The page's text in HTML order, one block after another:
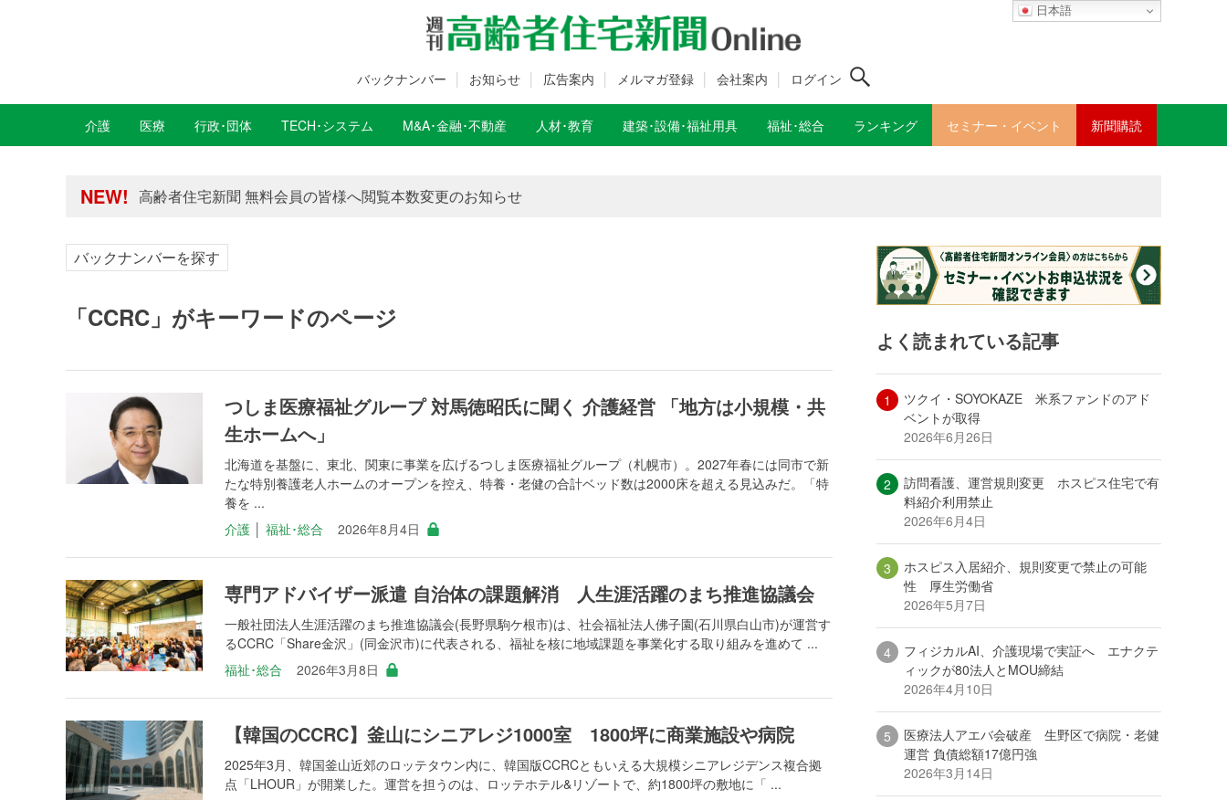
日本語
バックナンバー お知らせ 広告案内 メルマガ登録 会社案内 ログイン
介護 医療 行政･団体 TECH･システム M&A･金融･不動産 人材･教育 建築･設備･福祉用具 福祉･総合 ランキング セミナー・イベント 新聞購読
NEW! 高齢者住宅新聞 無料会員の皆様へ閲覧本数変更のお知らせ
高齢者住宅新聞 無料会員の皆様へ閲覧本数変更のお知らせ
バックナンバーを探す
「CCRC」がキーワードのページ
つしま医療福祉グループ 対馬徳昭氏に聞く 介護経営 「地方は小規模・共
生ホームへ」
北海道を基盤に、東北、関東に事業を広げるつしま医療福祉グループ（札幌市）。2027年春には同市で新
たな特別養護老人ホームのオープンを控え、特養・老健の合計ベッド数は2000床を超える見込みだ。「特
養を ...
介護
福祉･総合 2026年8月4日
専門アドバイザー派遣 自治体の課題解消 人生涯活躍のまち推進協議会
一般社団法人生涯活躍のまち推進協議会(長野県駒ケ根市)は、社会福祉法人佛子園(石川県白山市)が運営す
るCCRC「Share金沢」(同金沢市)に代表される、福祉を核に地域課題を事業化する取り組みを進めて ...
福祉･総合
2026年3月8日
【韓国のCCRC】釜山にシニアレジ1000室 1800坪に商業施設や病院
2025年3月、韓国釜山近郊のロッテタウン内に、韓国版CCRCともいえる大規模シニアレジデンス複合拠
点「LHOUR」が開業した。運営を担うのは、ロッテホテル&リゾートで、約1800坪の敷地に「 ...
よく読まれている記事
ツクイ・SOYOKAZE 米系ファンドのアド
ベントが取得
2026年6月26日
訪問看護、運営規則変更 ホスピス住宅で有
料紹介利用禁止
2026年6月4日
ホスピス入居紹介、規則変更で禁止の可能
性 厚生労働省
2026年5月7日
フィジカルAI、介護現場で実証へ エナクテ
ィックが80法人とMOU締結
2026年4月10日
医療法人アエバ会破産 生野区で病院・老健
運営 負債総額17億円強
2026年3月14日